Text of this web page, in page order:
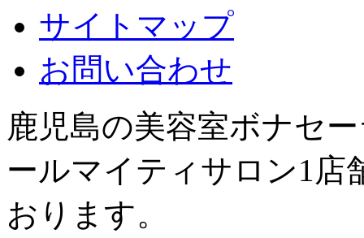
サイトマップ
お問い合わせ
鹿児島の美容室ボナセ
ールマイティサロン1店
おります。